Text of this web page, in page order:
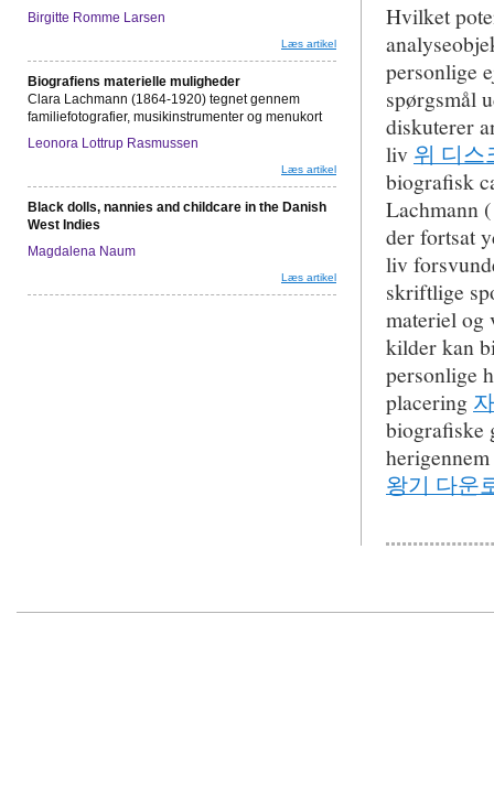
Birgitte Romme Larsen
Læs artikel
Biografiens materielle muligheder
Clara Lachmann (1864-1920) tegnet gennem
familiefotografier, musikinstrumenter og menukort
Leonora Lottrup Rasmussen
Læs artikel
Black dolls, nannies and childcare in the Danish
West Indies
Magdalena Naum
Læs artikel
Hvilket
personlige
spørgsmål
diskuterer
liv 위 디스
biografisk
Lachmann
der fortsat
liv
skriftlige
materiel og
kilder kan
personlige
placering
biografiske
왕기 다운